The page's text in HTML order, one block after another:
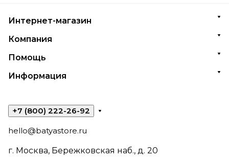
Интернет-магазин
Компания
Помощь
Информация
+7 (800) 222-26-92
hello@batyastore.ru
г. Москва, Бережковская наб., д. 20